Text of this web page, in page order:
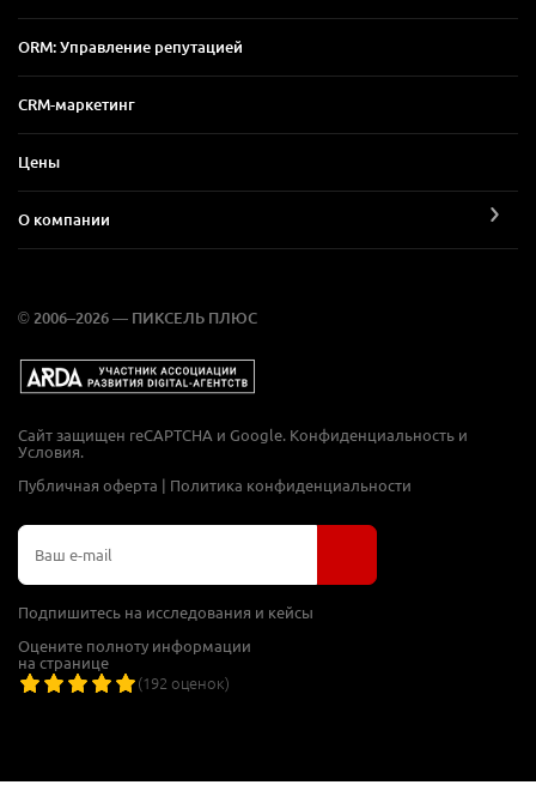
ORM: Управление репутацией
CRM-маркетинг
Цены
О компании
© 2006–2026 — ПИКСЕЛЬ ПЛЮС
Сайт защищен reCAPTCHA и Google. Конфиденциальность и
Условия
Публичная оферта | Политика конфиденциальности
Подпишитесь на исследования и кейсы
Оцените полноту информации
на странице
(192 оценок)